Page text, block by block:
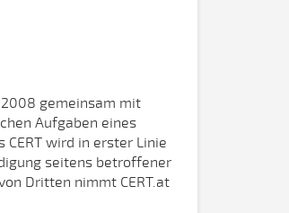
2008 gemeinsam mit
Aufgaben eines
wird in erster Linie
seitens betroffener
Dritten nimmt CERT.at